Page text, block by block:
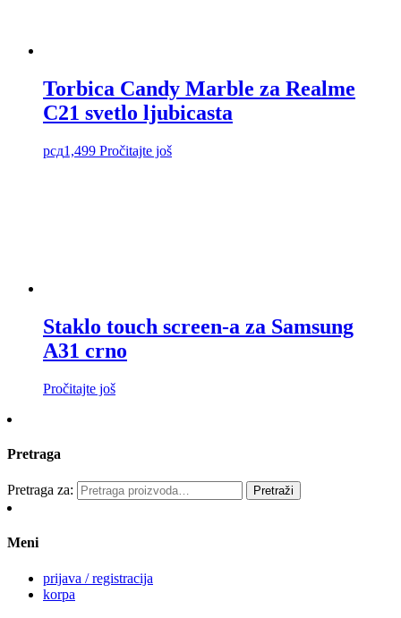
Torbica Candy Marble za Realme
C21 svetlo ljubicasta
рсд1,499 Pročitajte još
Staklo touch screen-a za Samsung
A31 crno
Pročitajte još
Pretraga
Pretraga za: Pretraži
Meni
prijava / registracija
korpa